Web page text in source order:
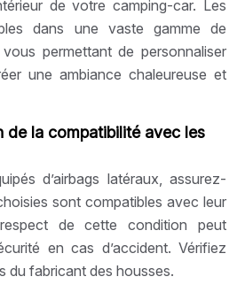
de votre camping-car. Les
dans une vaste gamme de
permettant de personnaliser
une ambiance chaleureuse et
de la compatibilité avec les
d’airbags latéraux, assurez-
sont compatibles avec leur
de cette condition peut
en cas d’accident. Vérifiez
du fabricant des housses.